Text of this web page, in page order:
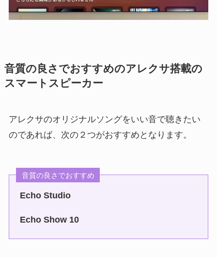
音質の良さでおすすめのアレクサ搭載の
スマートスピーカー
アレクサのオリジナルソングをいい音で聴きたい
のであれば、次の２つがおすすめとなります。
音質の良さでおすすめ
Echo Studio
Echo Show 10